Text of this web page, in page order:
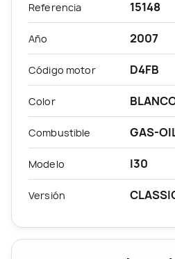
Referencia 15148
Año 2007
Código motor D4FB
Color
Combustible GAS-
Modelo I30
Versión